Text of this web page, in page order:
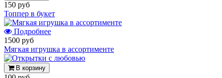
150 руб
Топпер в букет
Подробнее
1500 руб
Мягкая игрушка в ассортименте
В корзину